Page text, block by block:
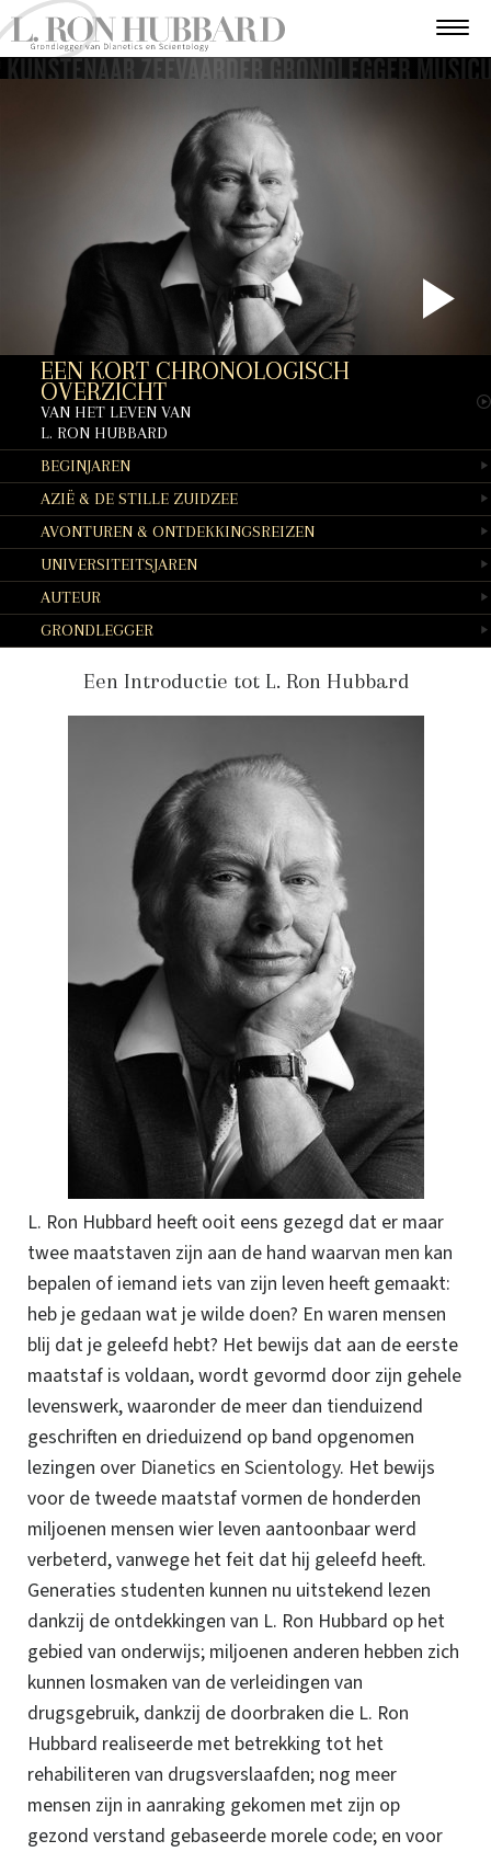
EEN KORT CHRONOLOGISCH
OVERZICHT
VAN HET LEVEN VAN
L. RON HUBBARD
BEGIN­JAREN
AZIË & DE STILLE ZUIDZEE
AVONTUREN & ONTDEKKINGS­REIZEN
UNIVERSITEITS­JAREN
AUTEUR
GRONDLEGGER
Een Introductie tot L. Ron Hubbard
L. Ron Hubbard heeft ooit eens gezegd dat er maar
twee maatstaven zijn aan de hand waarvan men kan
bepalen of iemand iets van zijn leven heeft gemaakt:
heb je gedaan wat je wilde doen? En waren mensen
blij dat je geleefd hebt? Het bewijs dat aan de eerste
maatstaf is voldaan, wordt gevormd door zijn gehele
levenswerk, waaronder de meer dan tienduizend
geschriften en drieduizend op band opgenomen
lezingen over Dianetics en Scientology. Het bewijs
voor de tweede maatstaf vormen de honderden
miljoenen mensen wier leven aantoonbaar werd
verbeterd, vanwege het feit dat hij geleefd heeft.
Generaties studenten kunnen nu uitstekend lezen
dankzij de ontdekkingen van L. Ron Hubbard op het
gebied van onderwijs; miljoenen anderen hebben zich
kunnen losmaken van de verleidingen van
drugsgebruik, dankzij de doorbraken die L. Ron
Hubbard realiseerde met betrekking tot het
rehabiliteren van drugsverslaafden; nog meer
mensen zijn in aanraking gekomen met zijn op
gezond verstand gebaseerde morele code; en voor